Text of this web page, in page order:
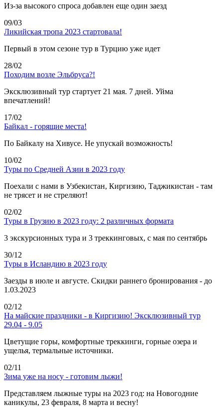
Из-за высокого спроса добавлен еще один заезд
09/03
Ликийская тропа 2023 стартовала!
Первый в этом сезоне тур в Турцию уже идет
28/02
Походим возле Эльбруса?!
Эксклюзивный тур стартует 21 мая. 7 дней. Уйма
впечатлений!
17/02
Байкал - горящие места!
По Байкалу на Хивусе. Не упускай возможность!
10/02
Туры по Средней Азии в 2023 году
Поехали с нами в Узбекистан, Киргизию, Таджикистан - там
не трясет и не стреляют!
02/02
Туры в Грузию в 2023 году: 2 различных формата
3 экскурсионных тура и 3 треккинговых, с мая по сентябрь
30/12
Туры в Исландию в 2023 году
Заезды в июле и августе. Скидки раннего бронирования - до
1.03.2023
02/12
На майские праздники - в Киргизию! Эксклюзивный тур
29.04 - 9.05
Цветущие горы, комфортные треккинги, горные озера и
ущелья, термальные источники.
02/11
Зима уже на носу - готовим лыжи!
Представляем лыжные туры на 2023 год: на Новогодние
каникулы, 23 февраля, 8 марта и весну!